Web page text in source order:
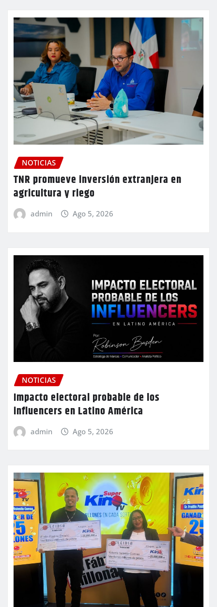
NOTICIAS
TNR promueve inversión extranjera en
agricultura y riego
admin Ago 5, 2026
NOTICIAS
Impacto electoral probable de los
influencers en Latino América
admin Ago 5, 2026